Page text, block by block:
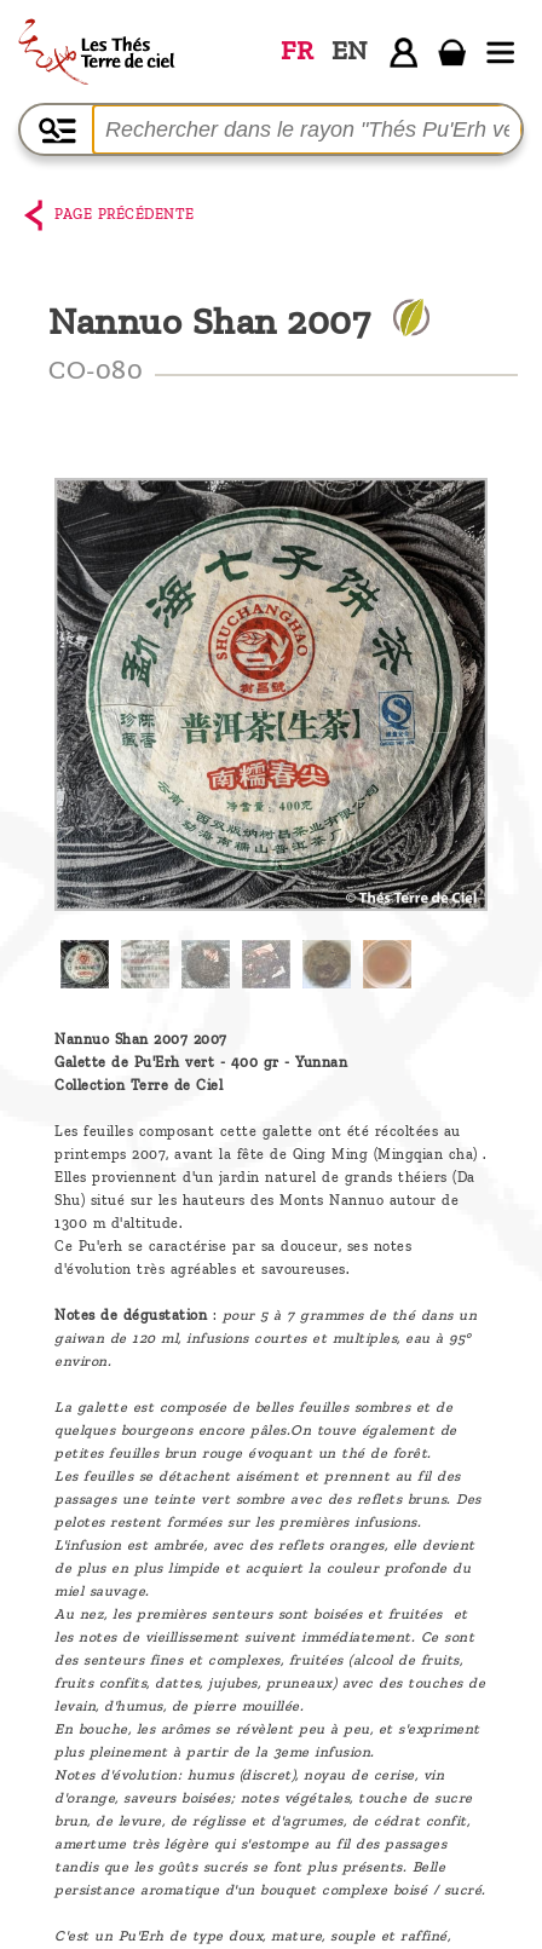
FR EN
Accueil
La
boutique
Parmi les
producteurs,
sommes-
nous ?
Découvrir
le thé
Pu'Erh
Comment
infuser
votre thé
Contactez-
nous !
PAGE PRÉCÉDENTE
Nannuo Shan 2007
CO-080
Nannuo Shan 2007 2007
Galette de Pu'Erh vert - 400 gr - Yunnan
Collection Terre de Ciel
Les feuilles composant cette galette ont été récoltées au
printemps 2007, avant la fête de Qing Ming (Mingqian cha) .
Elles proviennent d'un jardin naturel de grands théiers (Da
Shu) situé sur les hauteurs des Monts Nannuo autour de
1300 m d'altitude.
Ce Pu'erh se caractérise par sa douceur, ses notes
d'évolution très agréables et savoureuses.
Notes de dégustation: pour 5 à 7 grammes de thé dans un
gaiwan de 120 ml, infusions courtes et multiples, eau à 95°
environ.
La galette est composée de belles feuilles sombres et de
quelques bourgeons encore pâles.On touve également de
petites feuilles brun rouge évoquant un thé de forêt.
Les feuilles se détachent aisément et prennent au fil des
passages une teinte vert sombre avec des reflets bruns. Des
pelotes restent formées sur les premières infusions.
L'infusion est ambrée, avec des reflets oranges, elle devient
de plus en plus limpide et acquiert la couleur profonde du
miel sauvage.
Au nez, les premières senteurs sont boisées et fruitées et
les notes de vieillissement suivent immédiatement. Ce sont
des senteurs fines et complexes, fruitées (alcool de fruits,
fruits confits, dattes, jujubes, pruneaux) avec des touches de
levain, d'humus, de pierre mouillée.
En bouche, les arômes se révèlent peu à peu, et s'expriment
plus pleinement à partir de la 3eme infusion.
Notes d'évolution: humus (discret), noyau de cerise, vin
d'orange, saveurs boisées; notes végétales, touche de sucre
brun, de levure, de réglisse et d'agrumes, de cédrat confit,
amertume très légère qui s'estompe au fil des passages
tandis que les goûts sucrés se font plus présents. Belle
persistance aromatique d'un bouquet complexe boisé / sucré.
C'est un Pu'Erh de type doux, mature, souple et raffiné,